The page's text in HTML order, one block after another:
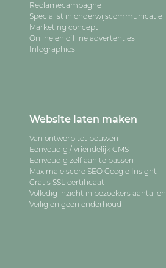
Reclamecampagne
Specialist in onderwijscommunicatie
Marketing concept
Online en offline advertenties
Infographics
Website laten maken
Van ontwerp tot bouwen
Eenvoudig / vriendelijk CMS
Eenvoudig zelf aan te passen
Maximale score SEO Google Insight
Gratis SSL certificaat
Volledig inzicht in bezoekers aantallen
Veilig en geen onderhoud